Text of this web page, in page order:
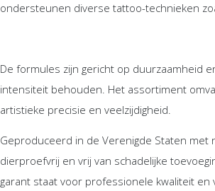
ondersteunen diverse tattoo-technieken
De formules zijn gericht op duurzaamheid
intensiteit behouden. Het assortiment
artistieke precisie en veelzijdigheid.
Geproduceerd in de Verenigde Staten met
dierproefvrij en vrij van schadelijke
garant staat voor professionele kwaliteit en